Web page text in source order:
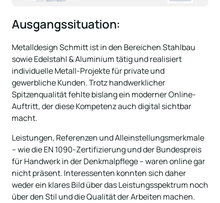
Ausgangssituation:
Metalldesign Schmitt ist in den Bereichen Stahlbau
sowie Edelstahl & Aluminium tätig und realisiert
individuelle Metall-Projekte für private und
gewerbliche Kunden. Trotz handwerklicher
Spitzenqualität fehlte bislang ein moderner Online-
Auftritt, der diese Kompetenz auch digital sichtbar
macht.
Leistungen, Referenzen und Alleinstellungsmerkmale
– wie die EN 1090-Zertifizierung und der Bundespreis
für Handwerk in der Denkmalpflege – waren online gar
nicht präsent. Interessenten konnten sich daher
weder ein klares Bild über das Leistungsspektrum noch
über den Stil und die Qualität der Arbeiten machen.